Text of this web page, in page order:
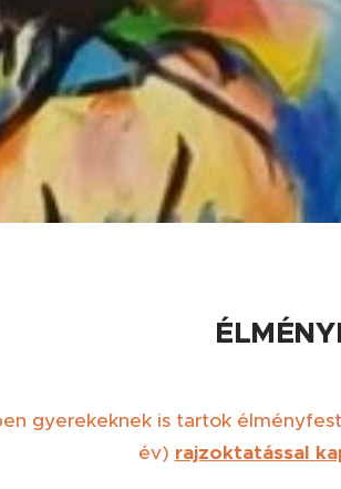
gyerekeknek is tartok
év) rajzoktatással